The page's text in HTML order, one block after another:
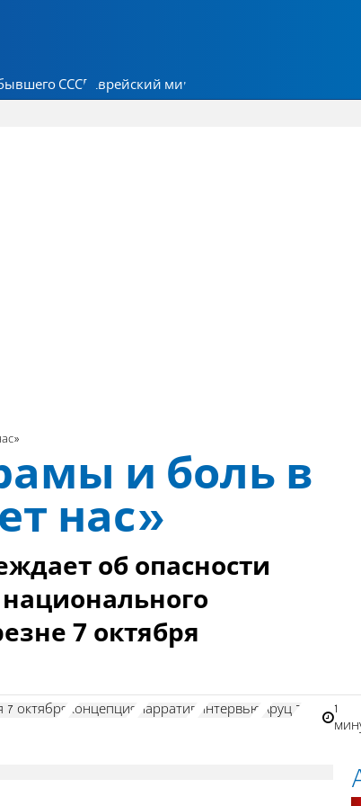
СССР Еврейский мир
и боль в
нас»
об опасности
7 октября
7 октября концепция нарратив интервью
Аруц 7
1